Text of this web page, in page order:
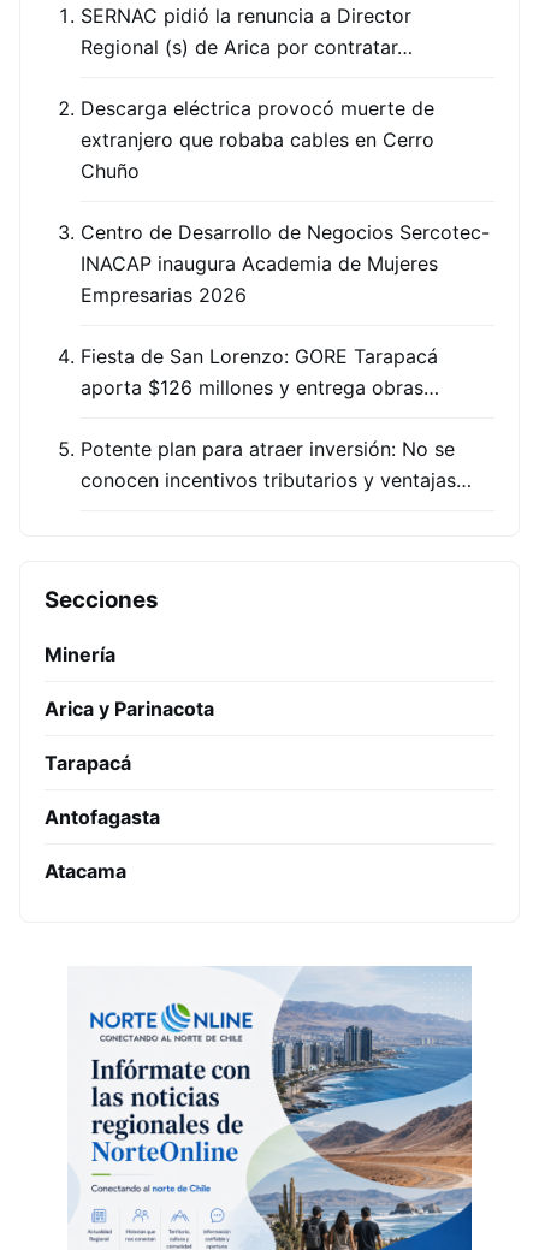
SERNAC pidió la renuncia a Director
Regional (s) de Arica por contratar…
Descarga eléctrica provocó muerte de
extranjero que robaba cables en Cerro
Chuño
Centro de Desarrollo de Negocios Sercotec-
INACAP inaugura Academia de Mujeres
Empresarias 2026
Fiesta de San Lorenzo: GORE Tarapacá
aporta $126 millones y entrega obras…
Potente plan para atraer inversión: No se
conocen incentivos tributarios y ventajas…
Secciones
Minería
Arica y Parinacota
Tarapacá
Antofagasta
Atacama